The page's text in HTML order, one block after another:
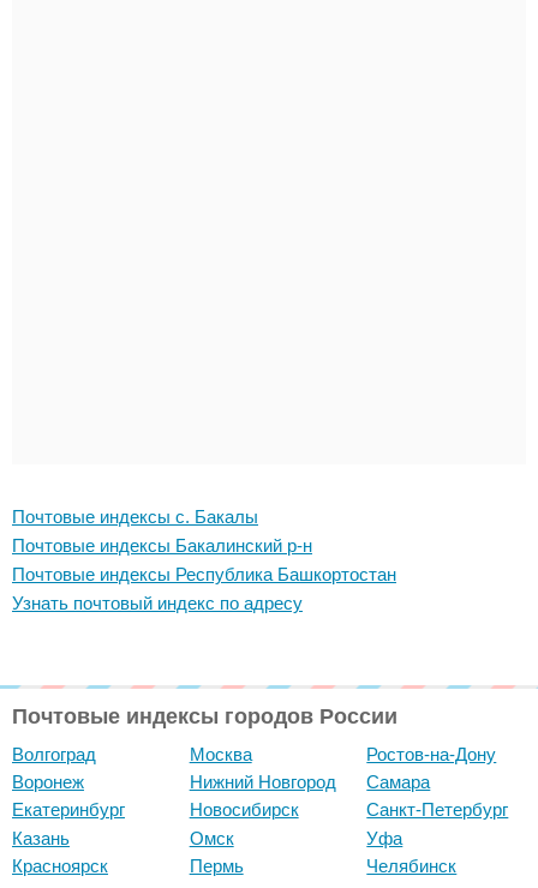
Почтовые индексы с. Бакалы
Почтовые индексы Бакалинский р-н
Почтовые индексы Республика Башкортостан
Узнать почтовый индекс по адресу
Почтовые индексы городов России
Волгоград
Воронеж
Екатеринбург
Казань
Красноярск
Москва
Нижний Новгород
Новосибирск
Омск
Пермь
Ростов-на-Дону
Самара
Санкт-Петербург
Уфа
Челябинск